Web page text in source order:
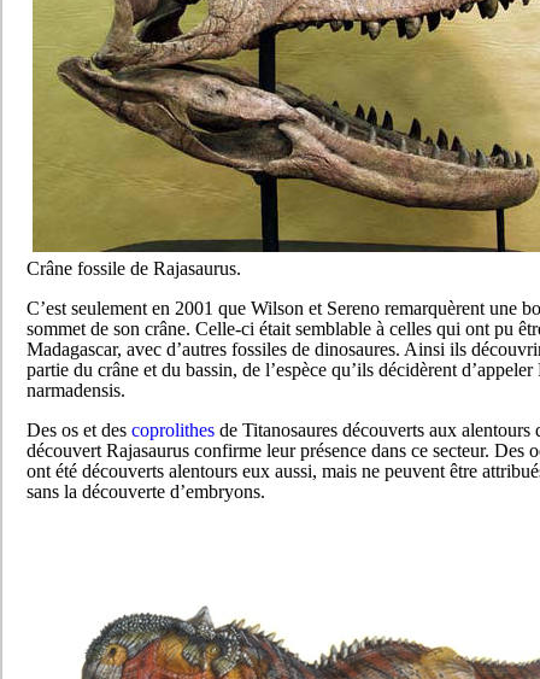
Crâne fossile de Rajasaurus.
C’est seulement en 2001 que Wilson et Sereno remarquèrent une
sommet de son crâne. Celle-ci était semblable à celles qui ont pu
Madagascar, avec d’autres fossiles de dinosaures. Ainsi ils
partie du crâne et du bassin, de l’espèce qu’ils décidèrent d’appeler
narmadensis.
Des os et des coprolithes de Titanosaures découverts aux
découvert Rajasaurus confirme leur présence dans ce secteur. Des
ont été découverts alentours eux aussi, mais ne peuvent être
sans la découverte d’embryons.